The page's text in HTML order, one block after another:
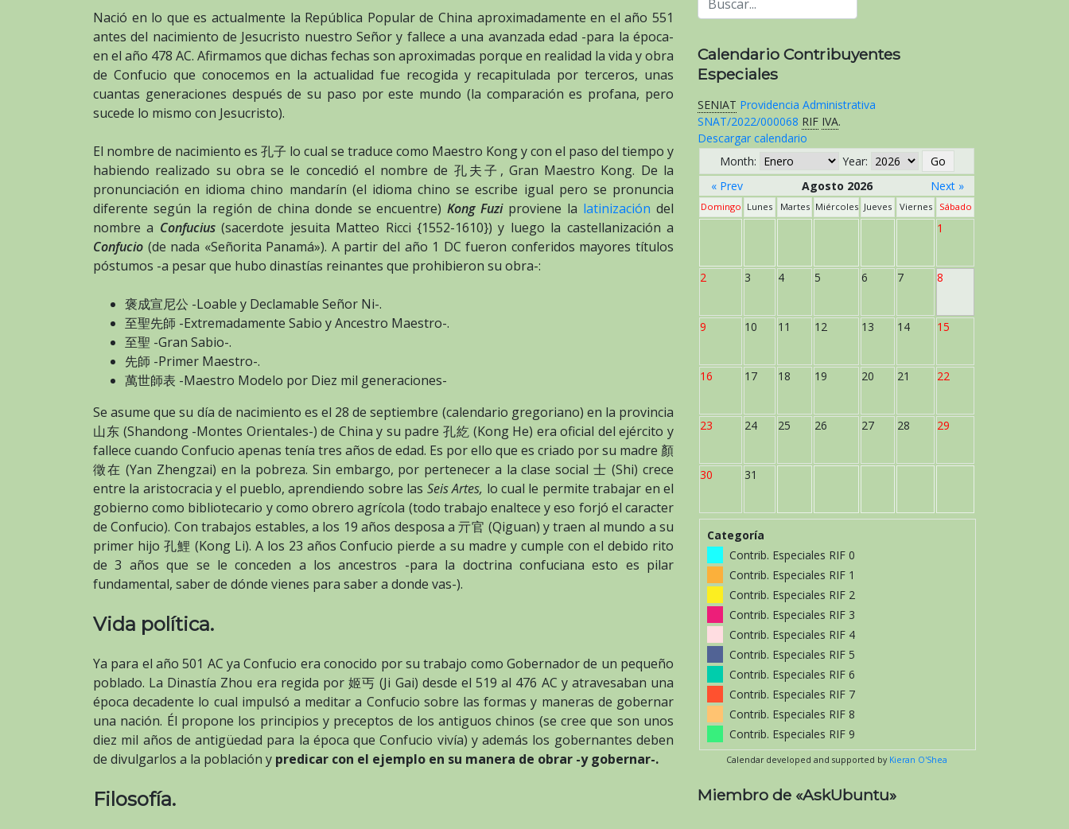
Nació en lo que es actualmente la República Popular de China aproximadamente en el año 551
antes del nacimiento de Jesucristo nuestro Señor y fallece a una avanzada edad -para la época-
en el año 478 AC. Afirmamos que dichas fechas son aproximadas porque en realidad la vida y obra
de Confucio que conocemos en la actualidad fue recogida y recapitulada por terceros, unas
cuantas generaciones después de su paso por este mundo (la comparación es profana, pero
sucede lo mismo con Jesucristo).
El nombre de nacimiento es 孔子 lo cual se traduce como Maestro Kong y con el paso del tiempo y
habiendo realizado su obra se le concedió el nombre de 孔夫子, Gran Maestro Kong. De la
pronunciación en idioma chino mandarín (el idioma chino se escribe igual pero se pronuncia
diferente según la región de china donde se encuentre)Kong Fuzi proviene la latinización del
nombre a Confucius(sacerdote jesuita Matteo Ricci {1552-1610}) y luego la castellanización a
Confucio (de nada «Señorita Panamá»). A partir del año 1 DC fueron conferidos mayores títulos
póstumos -a pesar que hubo dinastías reinantes que prohibieron su obra-:
褒成宣尼公 -Loable y Declamable Señor Ni-.
至聖先師 -Extremadamente Sabio y Ancestro Maestro-.
至聖 -Gran Sabio-.
先師 -Primer Maestro-.
萬世師表 -Maestro Modelo por Diez mil generaciones-
Se asume que su día de nacimiento es el 28 de septiembre (calendario gregoriano) en la provincia
山东 (Shandong -Montes Orientales-) de China y su padre 孔紇 (Kong He) era oficial del ejército y
fallece cuando Confucio apenas tenía tres años de edad. Es por ello que es criado por su madre 顏
徵在 (Yan Zhengzai) en la pobreza. Sin embargo, por pertenecer a la clase social 士 (Shi) crece
entre la aristocracia y el pueblo, aprendiendo sobre las Seis Artes, lo cual le permite trabajar en el
gobierno como bibliotecario y como obrero agrícola (todo trabajo enaltece y eso forjó el caracter
de Confucio). Con trabajos estables, a los 19 años desposa a 亓官 (Qiguan) y traen al mundo a su
primer hijo 孔鯉 (Kong Li). A los 23 años Confucio pierde a su madre y cumple con el debido rito
de 3 años que se le conceden a los ancestros -para la doctrina confuciana esto es pilar
fundamental, saber de dónde vienes para saber a donde vas-).
Vida política.
Ya para el año 501 AC ya Confucio era conocido por su trabajo como Gobernador de un pequeño
poblado. La Dinastía Zhou era regida por 姬丐 (Ji Gai) desde el 519 al 476 AC y atravesaban una
época decadente lo cual impulsó a meditar a Confucio sobre las formas y maneras de gobernar
una nación. Él propone los principios y preceptos de los antiguos chinos (se cree que son unos
diez mil años de antigüedad para la época que Confucio vivía) y además los gobernantes deben
de divulgarlos a la población y predicar con el ejemplo en su manera de obrar -y gobernar-.
Filosofía.
Calendario Contribuyentes
Especiales
SENIAT Providencia Administrativa
SNAT/2022/000068 RIF IVA.
Descargar calendario
Month:
Year:
« Prev
Agosto 2026 Next »
Domingo Lunes Martes Miércoles Jueves Viernes Sábado
1
2 3 4 5 6 7 8
9 10 11 12 13 14 15
16 17 18 19 20 21 22
23 24 25 26 27 28 29
30 31
Categoría
Contrib. Especiales RIF 0
Contrib. Especiales RIF 1
Contrib. Especiales RIF 2
Contrib. Especiales RIF 3
Contrib. Especiales RIF 4
Contrib. Especiales RIF 5
Contrib. Especiales RIF 6
Contrib. Especiales RIF 7
Contrib. Especiales RIF 8
Contrib. Especiales RIF 9
Calendar developed and supported by Kieran O'Shea
Miembro de «AskUbuntu»